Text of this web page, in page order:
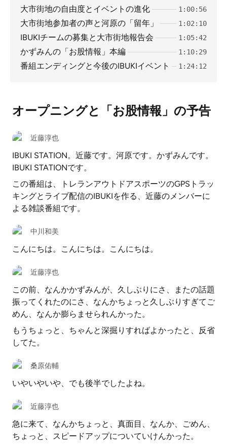
大市街地の自由度とイベントの進化 1:00:56
大市街地参加者の声と河原の「留年」 1:02:10
IBUKIチームの募集と大市街地報告会 1:05:42
かずみんの「お股情報」本編 1:10:29
番組エンディングと今後のIBUKIイベント 1:24:12
オープニングと「お股情報」の予告
近藤淳也
IBUKI STATION。近藤です。河原です。かずみんです。
IBUKI STATIONです。
この番組は、トレランアウトドアスポーツのGPSトラッ
キングとライブ配信のIBUKIを作る、近藤のメンバーに
よる雑談番組です。
中川和美
こんにちは。こんにちは。こんにちは。
近藤淳也
この前、なんかかずみんが、久しぶりにさ、またの話題
振ってくれたのにさ、なんかちょっと久しぶりすぎてご
めん、なんか膨らませられんかった。
もうちょっと、ちゃんと深掘りすればよかったと、反省
してた。
桑原佑輔
いやいやいや、でも後半でしたよね。
近藤淳也
急に来て、なんかちょっと、真面目、なんか、ごめん、
ちょっと、スピードアップについていけんかった。